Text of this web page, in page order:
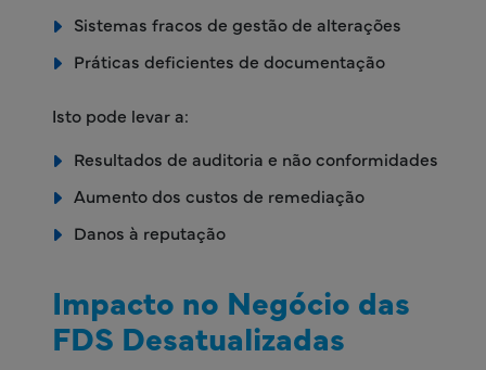
Sistemas fracos de gestão de alterações
Práticas deficientes de documentação
Isto pode levar a:
Resultados de auditoria e não conformidades
Aumento dos custos de remediação
Danos à reputação
Impacto no Negócio das
FDS Desatualizadas